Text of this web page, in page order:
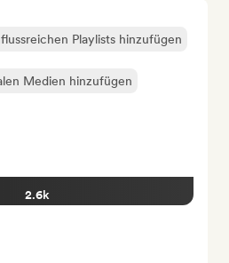
Playlists hinzufügen
Medien hinzufügen
2.6k